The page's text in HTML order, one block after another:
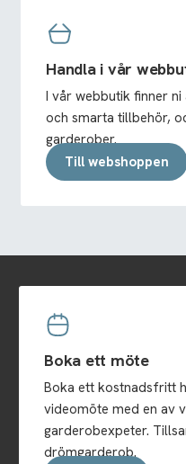
Handla i vår
I vår webbutik finner
och smarta tillbehör,
garderober.
Till webshoppen
Boka ett möte
Boka ett kostnadsfritt
videomöte med en av
garderobexpeter.
drömgarderob.